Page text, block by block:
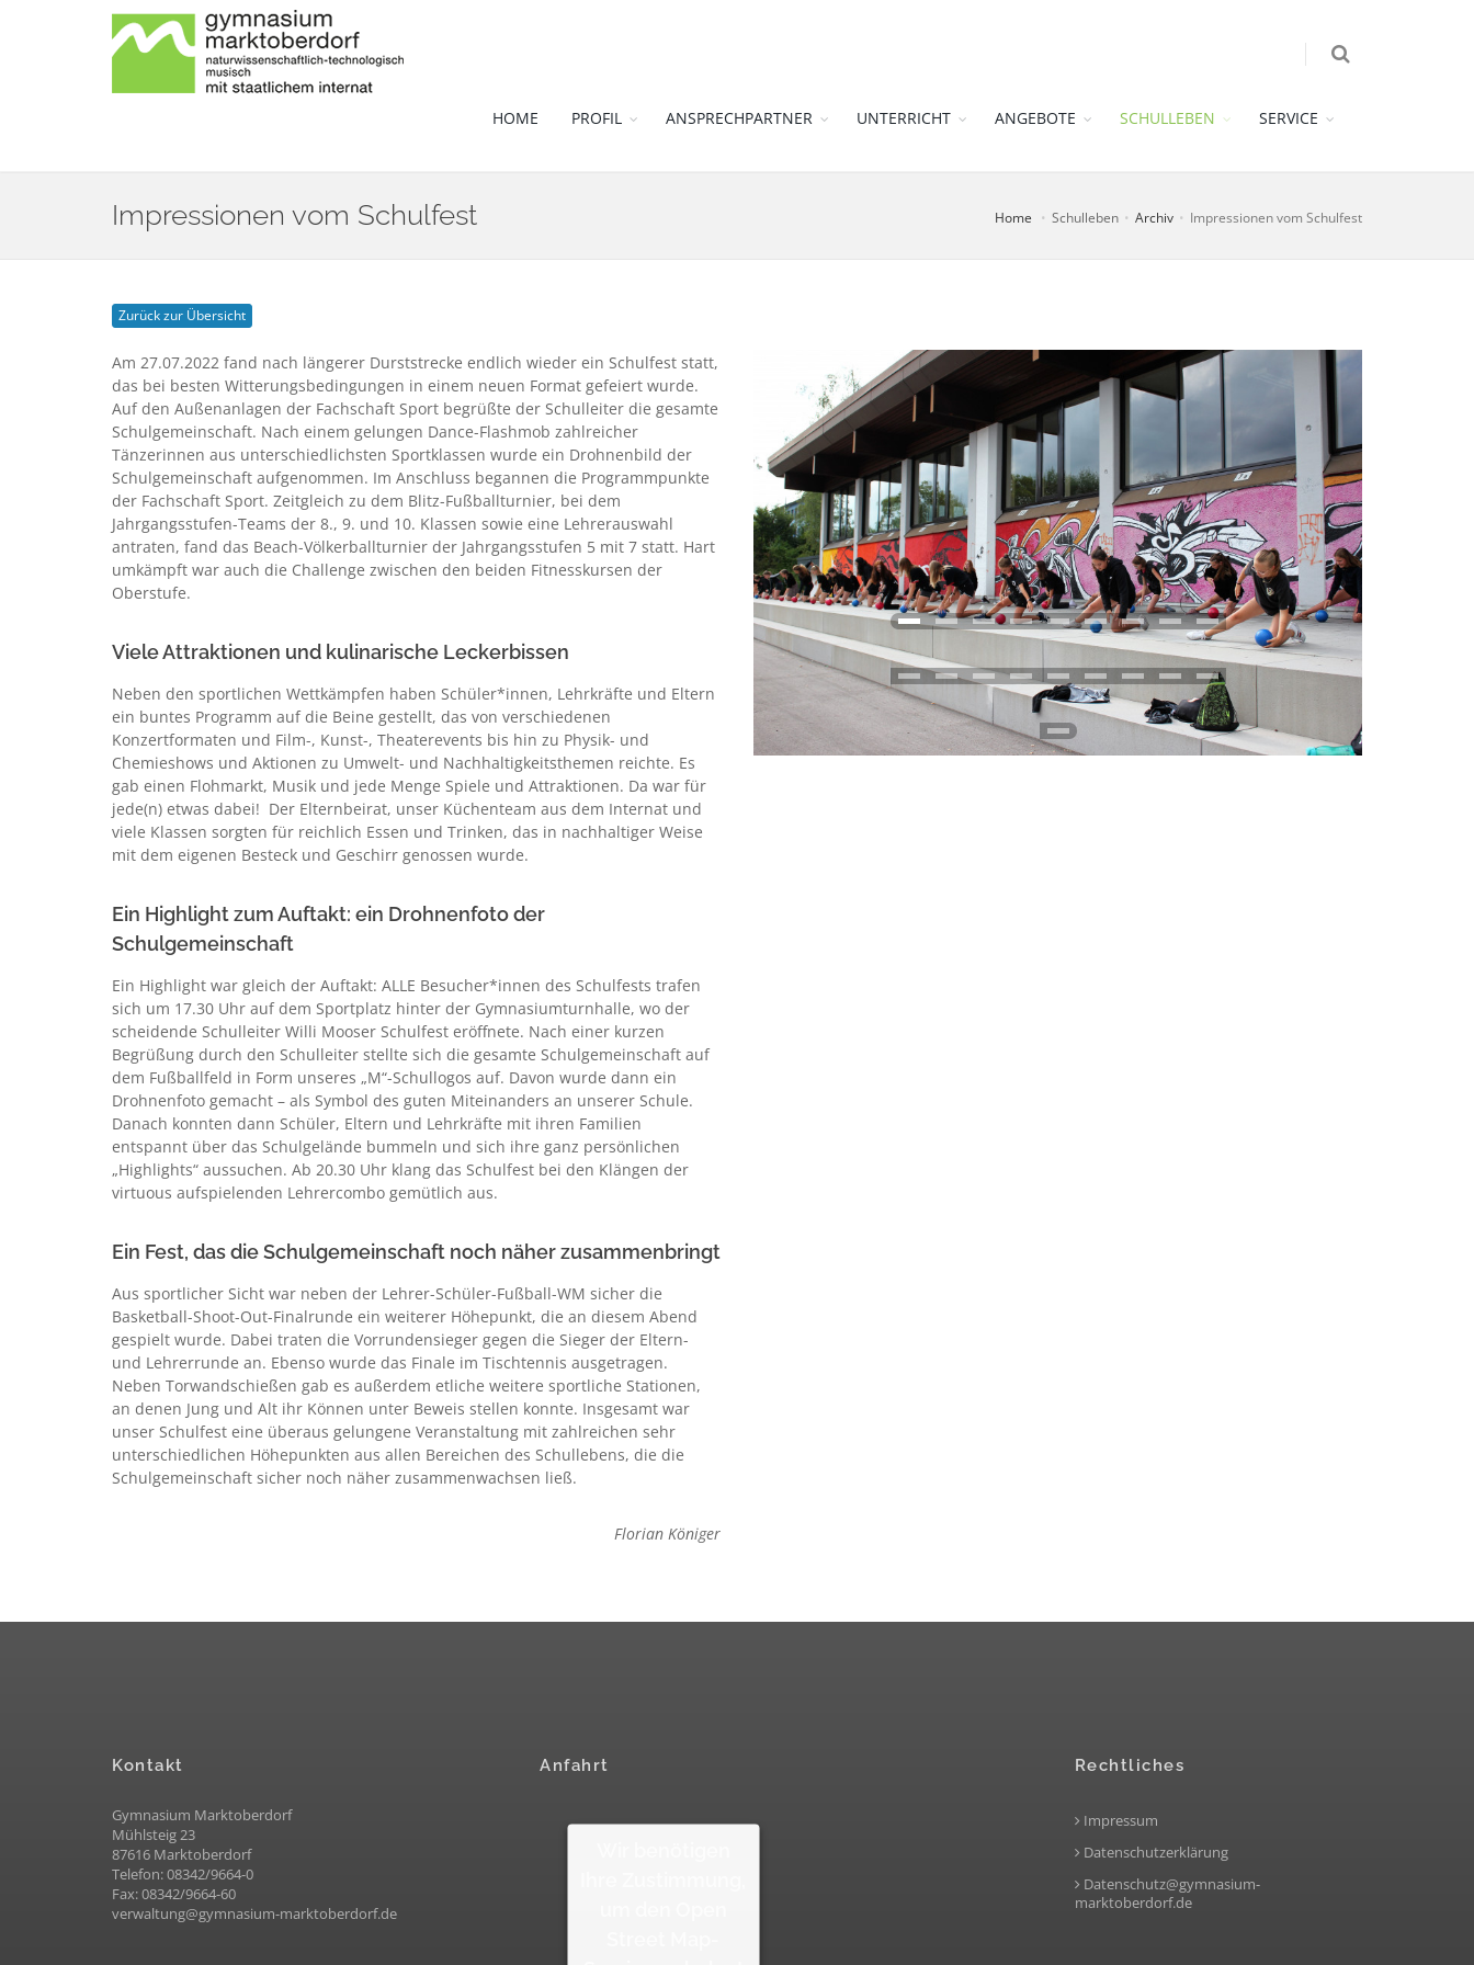
HOME PROFIL ANSPRECHPARTNER UNTERRICHT ANGEBOTE SCHULLEBEN SERVICE
Impressionen vom Schulfest Home Schulleben Archiv Impressionen vom Schulfest
Zurück zur Übersicht
Am 27.07.2022 fand nach längerer Durststrecke endlich wieder ein Schulfest statt,
das bei besten Witterungsbedingungen in einem neuen Format gefeiert wurde.
Auf den Außenanlagen der Fachschaft Sport begrüßte der Schulleiter die gesamte
Schulgemeinschaft. Nach einem gelungen Dance-Flashmob zahlreicher
Tänzerinnen aus unterschiedlichsten Sportklassen wurde ein Drohnenbild der
Schulgemeinschaft aufgenommen. Im Anschluss begannen die Programmpunkte
der Fachschaft Sport. Zeitgleich zu dem Blitz-Fußballturnier, bei dem
Jahrgangsstufen-Teams der 8., 9. und 10. Klassen sowie eine Lehrerauswahl
antraten, fand das Beach-Völkerballturnier der Jahrgangsstufen 5 mit 7 statt. Hart
umkämpft war auch die Challenge zwischen den beiden Fitnesskursen der
Oberstufe.
Viele Attraktionen und kulinarische Leckerbissen
Neben den sportlichen Wettkämpfen haben Schüler*innen, Lehrkräfte und Eltern
ein buntes Programm auf die Beine gestellt, das von verschiedenen
Konzertformaten und Film-, Kunst-, Theaterevents bis hin zu Physik- und
Chemieshows und Aktionen zu Umwelt- und Nachhaltigkeitsthemen reichte. Es
gab einen Flohmarkt, Musik und jede Menge Spiele und Attraktionen. Da war für
jede(n) etwas dabei! Der Elternbeirat, unser Küchenteam aus dem Internat und
viele Klassen sorgten für reichlich Essen und Trinken, das in nachhaltiger Weise
mit dem eigenen Besteck und Geschirr genossen wurde.
Ein Highlight zum Auftakt: ein Drohnenfoto der
Schulgemeinschaft
Ein Highlight war gleich der Auftakt: ALLE Besucher*innen des Schulfests trafen
sich um 17.30 Uhr auf dem Sportplatz hinter der Gymnasiumturnhalle, wo der
scheidende Schulleiter Willi Mooser Schulfest eröffnete. Nach einer kurzen
Begrüßung durch den Schulleiter stellte sich die gesamte Schulgemeinschaft auf
dem Fußballfeld in Form unseres „M“-Schullogos auf. Davon wurde dann ein
Drohnenfoto gemacht – als Symbol des guten Miteinanders an unserer Schule.
Danach konnten dann Schüler, Eltern und Lehrkräfte mit ihren Familien
entspannt über das Schulgelände bummeln und sich ihre ganz persönlichen
„Highlights“ aussuchen. Ab 20.30 Uhr klang das Schulfest bei den Klängen der
virtuous aufspielenden Lehrercombo gemütlich aus.
Ein Fest, das die Schulgemeinschaft noch näher zusammenbringt
Aus sportlicher Sicht war neben der Lehrer-Schüler-Fußball-WM sicher die
Basketball-Shoot-Out-Finalrunde ein weiterer Höhepunkt, die an diesem Abend
gespielt wurde. Dabei traten die Vorrundensieger gegen die Sieger der Eltern-
und Lehrerrunde an. Ebenso wurde das Finale im Tischtennis ausgetragen.
Neben Torwandschießen gab es außerdem etliche weitere sportliche Stationen,
an denen Jung und Alt ihr Können unter Beweis stellen konnte. Insgesamt war
unser Schulfest eine überaus gelungene Veranstaltung mit zahlreichen sehr
unterschiedlichen Höhepunkten aus allen Bereichen des Schullebens, die die
Schulgemeinschaft sicher noch näher zusammenwachsen ließ.
Florian Königer
Kontakt
Gymnasium Marktoberdorf
Mühlsteig 23
87616 Marktoberdorf
Telefon: 08342/9664-0
Fax: 08342/9664-60
verwaltung@gymnasium-marktoberdorf.de
Anfahrt Rechtliches
Impressum
Datenschutzerklärung
Datenschutz@gymnasium-
marktoberdorf.de